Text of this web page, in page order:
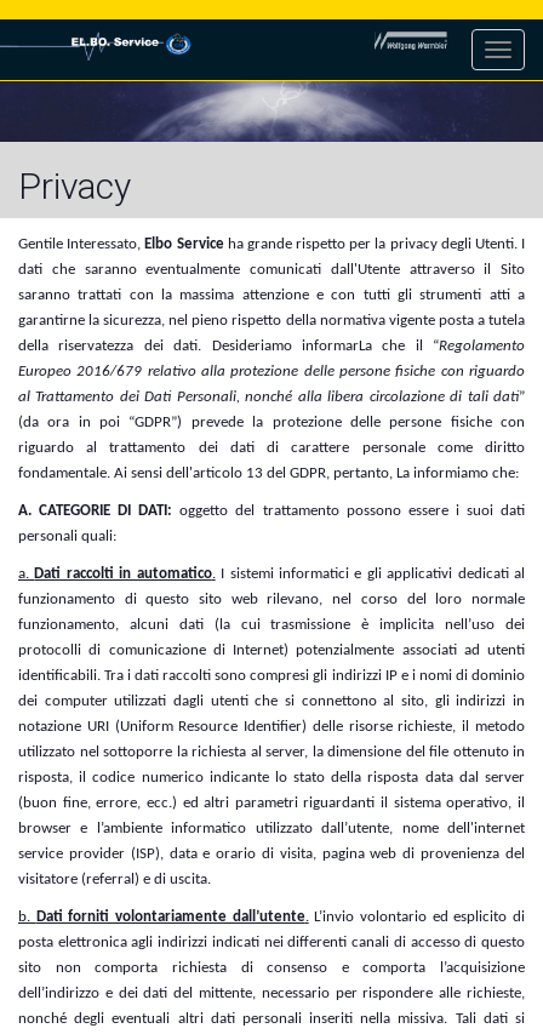
Privacy
Gentile Interessato, Elbo Service ha grande rispetto per la privacy degli Utenti. I
dati che saranno eventualmente comunicati dall'Utente attraverso il Sito
saranno trattati con la massima attenzione e con tutti gli strumenti atti a
garantirne la sicurezza, nel pieno rispetto della normativa vigente posta a tutela
della riservatezza dei dati. Desideriamo informarLa che il “Regolamento
Europeo 2016/679 relativo alla protezione delle persone fisiche con riguardo
al Trattamento dei Dati Personali, nonché alla libera circolazione di tali dati”
(da ora in poi “GDPR”) prevede la protezione delle persone fisiche con
riguardo al trattamento dei dati di carattere personale come diritto
fondamentale. Ai sensi dell'articolo 13 del GDPR, pertanto, La informiamo che:
A. CATEGORIE DI DATI:oggetto del trattamento possono essere i suoi dati
personali quali:
a. Dati raccolti in automatico.I sistemi informatici e gli applicativi dedicati al
funzionamento di questo sito web rilevano, nel corso del loro normale
funzionamento, alcuni dati (la cui trasmissione è implicita nell’uso dei
protocolli di comunicazione di Internet) potenzialmente associati ad utenti
identificabili. Tra i dati raccolti sono compresi gli indirizzi IP e i nomi di dominio
dei computer utilizzati dagli utenti che si connettono al sito, gli indirizzi in
notazione URI (Uniform Resource Identifier) delle risorse richieste, il metodo
utilizzato nel sottoporre la richiesta al server, la dimensione del file ottenuto in
risposta, il codice numerico indicante lo stato della risposta data dal server
(buon fine, errore, ecc.) ed altri parametri riguardanti il sistema operativo, il
browser e l’ambiente informatico utilizzato dall’utente, nome dell'internet
service provider (ISP), data e orario di visita, pagina web di provenienza del
visitatore (referral) e di uscita.
b. Dati forniti volontariamente dall’utente.L’invio volontario ed esplicito di
posta elettronica agli indirizzi indicati nei differenti canali di accesso di questo
sito non comporta richiesta di consenso e comporta l’acquisizione
dell’indirizzo e dei dati del mittente, necessario per rispondere alle richieste,
nonché degli eventuali altri dati personali inseriti nella missiva. Tali dati si